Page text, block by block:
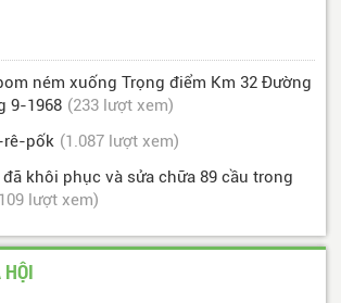
ném xuống Trọng điểm Km 32 Đường
9-1968 (233 lượt xem)
rê-pốk (1.087 lượt xem)
khôi phục và sửa chữa 89 cầu trong
lượt xem)